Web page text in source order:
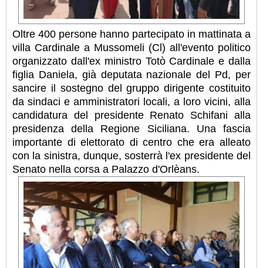
Oltre 400 persone hanno partecipato in mattinata a
villa Cardinale a Mussomeli (Cl) all'evento politico
organizzato dall'ex ministro Totò Cardinale e dalla
figlia Daniela, già deputata nazionale del Pd, per
sancire il sostegno del gruppo dirigente costituito
da sindaci e amministratori locali, a loro vicini, alla
candidatura del presidente Renato Schifani alla
presidenza della Regione Siciliana. Una fascia
importante di elettorato di centro che era alleato
con la sinistra, dunque, sosterrà l'ex presidente del
Senato nella corsa a Palazzo d'Orlèans.